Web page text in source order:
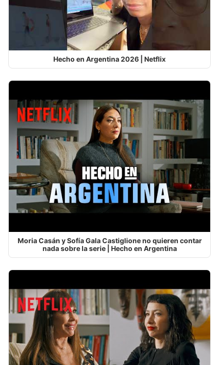
Hecho en Argentina 2026 | Netflix
Moria Casán y Sofía Gala Castiglione no quieren contar
nada sobre la serie | Hecho en Argentina